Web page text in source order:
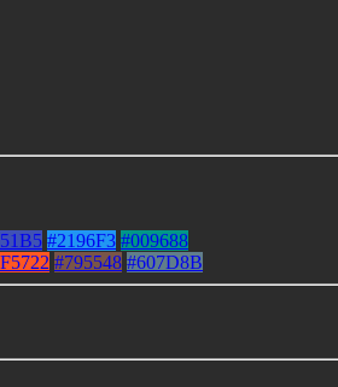
#2196F3 #009688
#795548 #607D8B